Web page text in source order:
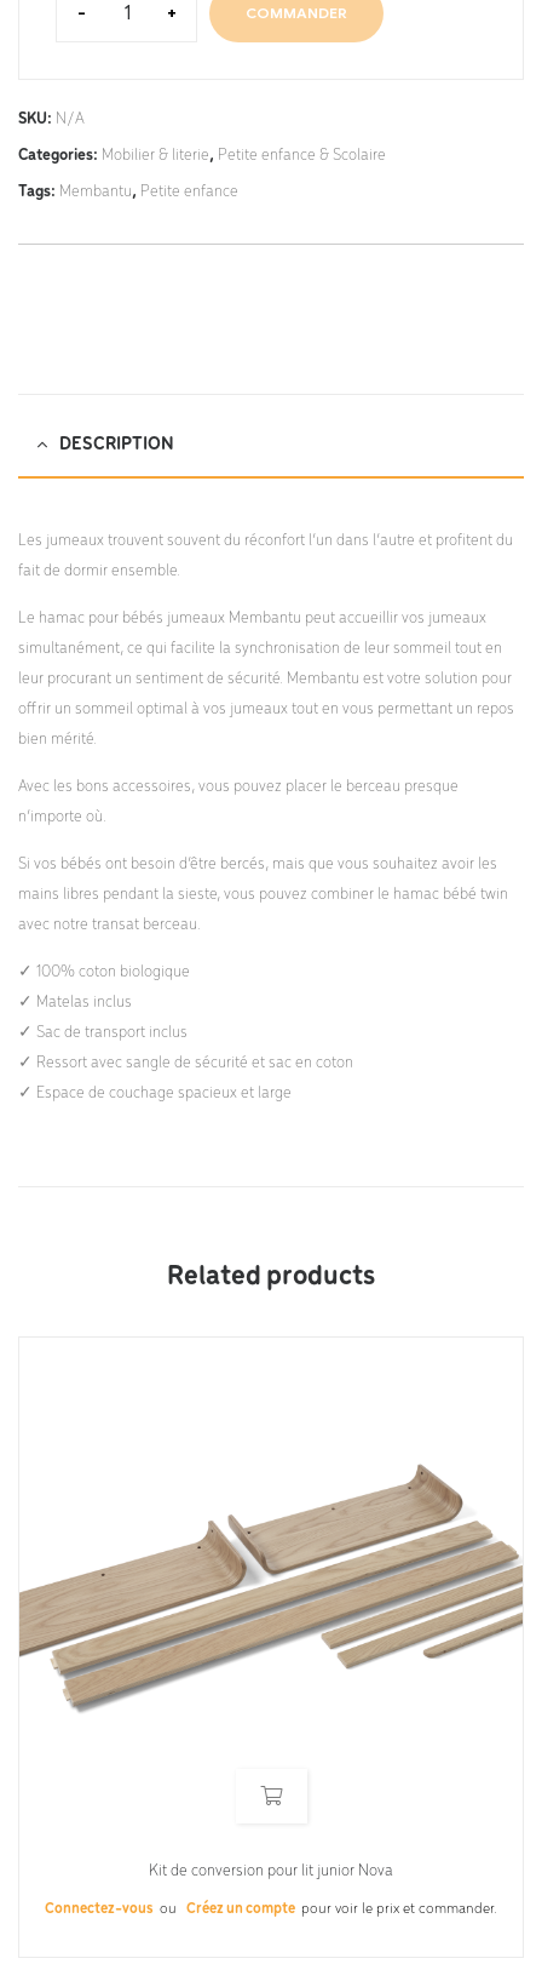
- + COMMANDER
SKU: N/A
Categories: Mobilier & literie, Petite enfance & Scolaire
Tags: Membantu, Petite enfance
DESCRIPTION
Les jumeaux trouvent souvent du réconfort l’un dans l’autre et profitent du
fait de dormir ensemble.
Le hamac pour bébés jumeaux Membantu peut accueillir vos jumeaux
simultanément, ce qui facilite la synchronisation de leur sommeil tout en
leur procurant un sentiment de sécurité. Membantu est votre solution pour
offrir un sommeil optimal à vos jumeaux tout en vous permettant un repos
bien mérité.
Avec les bons accessoires, vous pouvez placer le berceau presque
n’importe où.
Si vos bébés ont besoin d’être bercés, mais que vous souhaitez avoir les
mains libres pendant la sieste, vous pouvez combiner le hamac bébé twin
avec notre transat berceau.
✓ 100% coton biologique
✓ Matelas inclus
✓ Sac de transport inclus
✓ Ressort avec sangle de sécurité et sac en coton
✓ Espace de couchage spacieux et large
Related products
Kit de conversion pour lit junior Nova
Connectez-vous ou Créez un compte pour voir le prix et commander.